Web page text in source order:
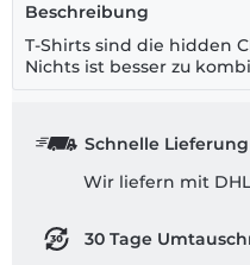
Beschreibung
T-Shirts sind die hidden
Nichts ist besser zu
Schnelle Lieferung
Wir liefern mit
30 Tage